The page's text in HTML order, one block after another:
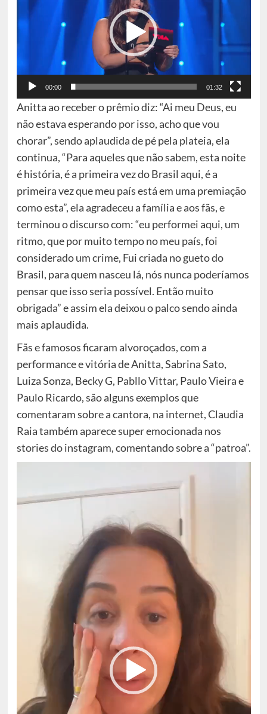
vídeo
00:00 01:32
Anitta ao receber o prêmio diz: “Ai meu Deus, eu
não estava esperando por isso, acho que vou
chorar”, sendo aplaudida de pé pela plateia, ela
continua, “Para aqueles que não sabem, esta noite
é história, é a primeira vez do Brasil aqui, é a
primeira vez que meu país está em uma premiação
como esta”, ela agradeceu a família e aos fãs, e
terminou o discurso com: “eu performei aqui, um
ritmo, que por muito tempo no meu país, foi
considerado um crime, Fui criada no gueto do
Brasil, para quem nasceu lá, nós nunca poderíamos
pensar que isso seria possível. Então muito
obrigada” e assim ela deixou o palco sendo ainda
mais aplaudida.
Fãs e famosos ficaram alvoroçados, com a
performance e vitória de Anitta, Sabrina Sato,
Luiza Sonza, Becky G, Pabllo Vittar, Paulo Vieira e
Paulo Ricardo, são alguns exemplos que
comentaram sobre a cantora, na internet, Claudia
Raia também aparece super emocionada nos
stories do instagram, comentando sobre a “patroa”.
vídeo